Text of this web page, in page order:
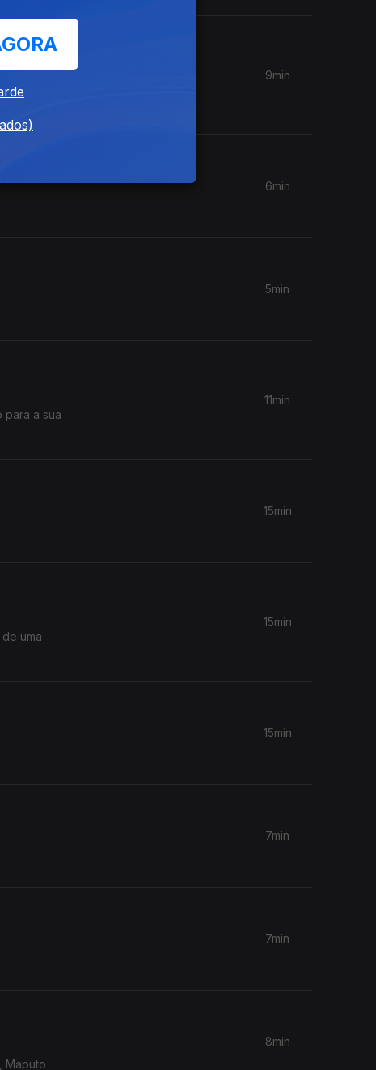
sua
9min
6min
5min
a sua
11min
15min
uma
15min
15min
7min
7min
Maputo
8min